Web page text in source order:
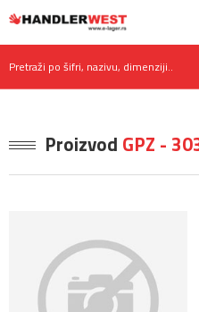
Pretraži po šifri, nazivu, dimenziji..
Proizvod GPZ -